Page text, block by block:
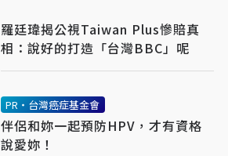
羅廷瑋揭公視Taiwan Plus慘賠真
相：說好的打造「台灣BBC」呢
PR・台灣癌症基金會
伴侶和妳一起預防HPV，才有資格
說愛妳！